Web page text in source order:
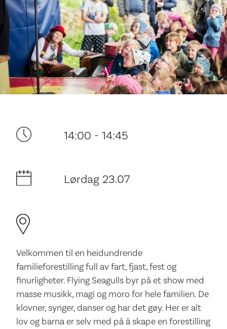
Ditt besøk
14:00 - 14:45
Lørdag 23.07
Velkommen til en heidundrende
familieforestilling full av fart, fjast, fest og
finurligheter. Flying Seagulls byr på et show med
masse musikk, magi og moro for hele familien. De
klovner, synger, danser og har det gøy. Her er alt
lov og barna er selv med på å skape en forestilling